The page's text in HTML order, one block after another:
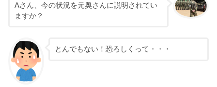
Aさん、今の状況を元奥さんに説明されてい
ますか？
とんでもない！恐ろしくって・・・